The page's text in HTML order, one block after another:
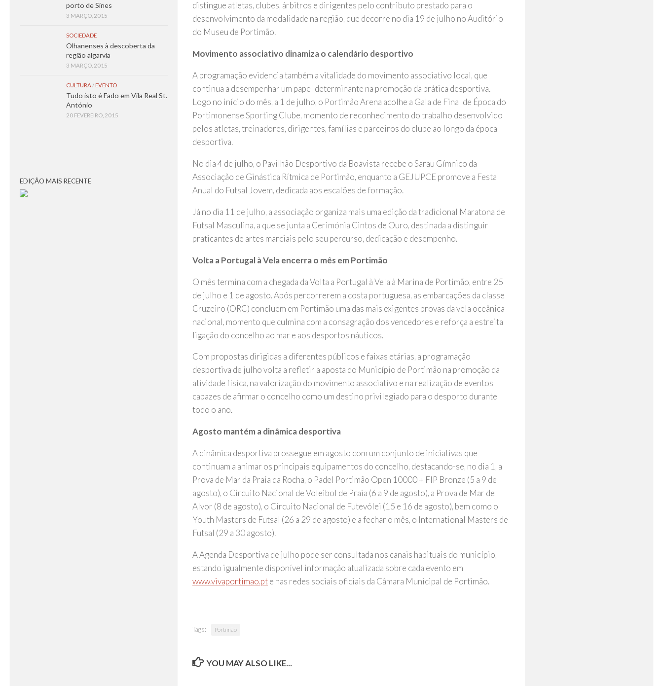
distingue atletas, clubes, árbitros e dirigentes pelo contributo prestado para o
desenvolvimento da modalidade na região, que decorre no dia 19 de julho no Auditório
do Museu de Portimão.
Movimento associativo dinamiza o calendário desportivo
A programação evidencia também a vitalidade do movimento associativo local, que
continua a desempenhar um papel determinante na promoção da prática desportiva.
Logo no início do mês, a 1 de julho, o Portimão Arena acolhe a Gala de Final de Época do
Portimonense Sporting Clube, momento de reconhecimento do trabalho desenvolvido
pelos atletas, treinadores, dirigentes, famílias e parceiros do clube ao longo da época
desportiva.
No dia 4 de julho, o Pavilhão Desportivo da Boavista recebe o Sarau Gímnico da
Associação de Ginástica Rítmica de Portimão, enquanto a GEJUPCE promove a Festa
Anual do Futsal Jovem, dedicada aos escalões de formação.
Já no dia 11 de julho, a associação organiza mais uma edição da tradicional Maratona de
Futsal Masculina, a que se junta a Cerimónia Cintos de Ouro, destinada a distinguir
praticantes de artes marciais pelo seu percurso, dedicação e desempenho.
Volta a Portugal à Vela encerra o mês em Portimão
O mês termina com a chegada da Volta a Portugal à Vela à Marina de Portimão, entre 25
de julho e 1 de agosto. Após percorrerem a costa portuguesa, as embarcações da classe
Cruzeiro (ORC) concluem em Portimão uma das mais exigentes provas da vela oceânica
nacional, momento que culmina com a consagração dos vencedores e reforça a estreita
ligação do concelho ao mar e aos desportos náuticos.
Com propostas dirigidas a diferentes públicos e faixas etárias, a programação
desportiva de julho volta a refletir a aposta do Município de Portimão na promoção da
atividade física, na valorização do movimento associativo e na realização de eventos
capazes de afirmar o concelho como um destino privilegiado para o desporto durante
todo o ano.
Agosto mantém a dinâmica desportiva
A dinâmica desportiva prossegue em agosto com um conjunto de iniciativas que
continuam a animar os principais equipamentos do concelho, destacando-se, no dia 1, a
Prova de Mar da Praia da Rocha, o Padel Portimão Open 10000 + FIP Bronze (5 a 9 de
agosto), o Circuito Nacional de Voleibol de Praia (6 a 9 de agosto), a Prova de Mar de
Alvor (8 de agosto), o Circuito Nacional de Futevólei (15 e 16 de agosto), bem como o
Youth Masters de Futsal (26 a 29 de agosto) e a fechar o mês, o International Masters de
Futsal (29 a 30 agosto).
A Agenda Desportiva de julho pode ser consultada nos canais habituais do município,
estando igualmente disponível informação atualizada sobre cada evento em
www.vivaportimao.pte nas redes sociais oficiais da Câmara Municipal de Portimão.
Tags: Portimão
YOU MAY ALSO LIKE...
porto de Sines
3 MARÇO, 2015
SOCIEDADE
Olhanenses à descoberta da
região algarvia
3 MARÇO, 2015
CULTURA/ EVENTO
Tudo isto é Fado em Vila Real St.
António
20 FEVEREIRO, 2015
EDIÇÃO MAIS RECENTE